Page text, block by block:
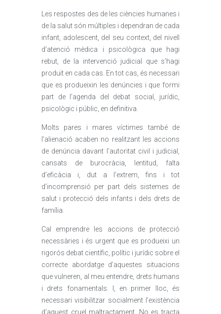
Les respostes des de les ciències humanes i
de la salut són múltiples i dependran de cada
infant, adolescent, del seu context, del nivell
d’atenció mèdica i psicològica que hagi
rebut, de la intervenció judicial que s’hagi
produït en cada cas. En tot cas, és necessari
que es produeixin les denúncies i que formi
part de l’agenda del debat social, jurídic,
psicològic i públic, en definitiva.
Molts pares i mares víctimes també de
l’alienació acaben no realitzant les accions
de denúncia davant l’autoritat civil i judicial,
cansats de burocràcia, lentitud, falta
d’eficàcia i, dut a l’extrem, fins i tot
d’incomprensió per part dels sistemes de
salut i protecció dels infants i dels drets de
família.
Cal emprendre les accions de protecció
necessàries i és urgent que es produeixi un
rigorós debat científic, polític i jurídic sobre el
correcte abordatge d’aquestes situacions
que vulneren, al meu entendre, drets humans
i drets fonamentals. I, en primer lloc, és
necessari visibilitzar socialment l’existència
d’aquest cruel maltractament. No es tracta